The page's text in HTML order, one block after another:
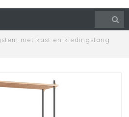
met kast en kledingstang